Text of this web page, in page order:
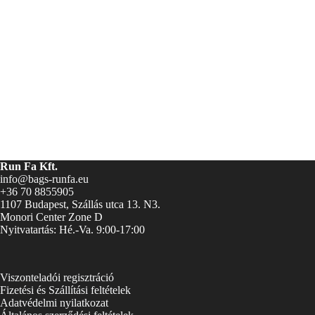
Run Fa Kft.
info@bags-runfa.eu
+36 70 8855905
1107 Budapest, Szállás utca 13. N3.
Monori Center Zone D
Nyitvatartás: Hé.-Va. 9:00-17:00
Viszonteladói regisztráció
Fizetési és Szállítási feltételek
Adatvédelmi nyilatkozat